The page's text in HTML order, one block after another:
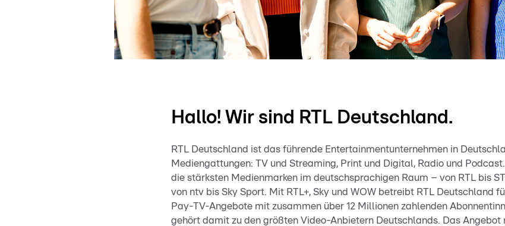
Hallo! Wir sind RTL Deutschland.
RTL Deutschland ist das führende Entertainmentunternehmen in
Mediengattungen: TV und Streaming, Print und Digital, Radio und
die stärksten Medienmarken im deutschsprachigen Raum – von RTL bis
von ntv bis Sky Sport. Mit RTL+, Sky und WOW betreibt RTL Deutschland
Pay-TV-Angebote mit zusammen über 12 Millionen zahlenden
gehört damit zu den größten Video-Anbietern Deutschlands. Das